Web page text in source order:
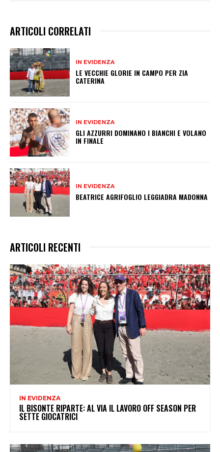
ARTICOLI CORRELATI
IN EVIDENZA
LE VECCHIE GLORIE IN CAMPO PER ZIA
CATERINA
IN EVIDENZA
GLI AZZURRI DOMINANO I BIANCHI E VOLANO
IN FINALE
IN EVIDENZA
BEATRICE AGRIFOGLIO LEGGIADRA MADONNA
ARTICOLI RECENTI
IN EVIDENZA
IL BISONTE RIPARTE: AL VIA IL LAVORO OFF SEASON PER
SETTE GIOCATRICI